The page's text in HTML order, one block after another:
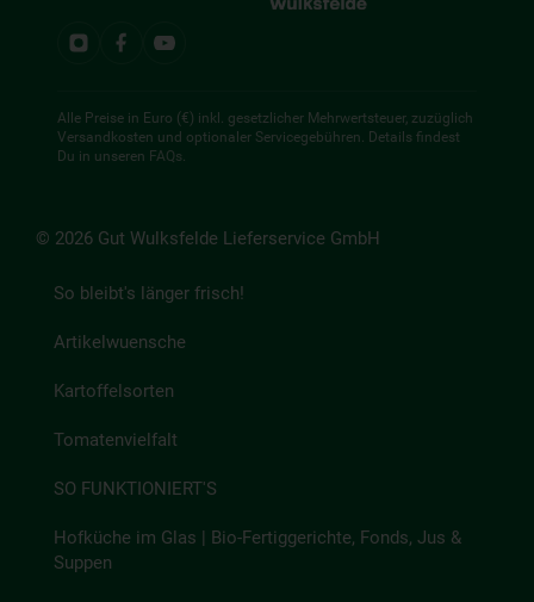
Alle Preise in Euro (€) inkl. gesetzlicher Mehrwertsteuer, zuzüglich
Versandkosten und optionaler Servicegebühren. Details findest
Du in unseren FAQs.
© 2026 Gut Wulksfelde Lieferservice GmbH
So bleibt's länger frisch!
Artikelwuensche
Kartoffelsorten
Tomatenvielfalt
SO FUNKTIONIERT'S
Hofküche im Glas | Bio-Fertiggerichte, Fonds, Jus &
Suppen